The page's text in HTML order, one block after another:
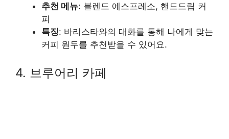
추천 메뉴: 블렌드 에스프레소, 핸드드립 커
피
특징: 바리스타와의 대화를 통해 나에게 맞는
커피 원두를 추천받을 수 있어요.
4. 브루어리 카페